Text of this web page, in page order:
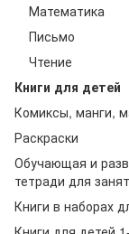
Математика
Письмо
Чтение
Книги для детей
Комиксы, манги,
Раскраски
Обучающая и
тетради для
Книги в наборах